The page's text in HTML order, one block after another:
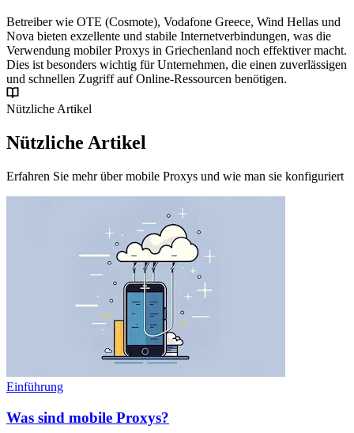
Betreiber wie OTE (Cosmote), Vodafone Greece, Wind Hellas und
Nova bieten exzellente und stabile Internetverbindungen, was die
Verwendung mobiler Proxys in Griechenland noch effektiver macht.
Dies ist besonders wichtig für Unternehmen, die einen zuverlässigen
und schnellen Zugriff auf Online-Ressourcen benötigen.
Nützliche Artikel
Nützliche Artikel
Erfahren Sie mehr über mobile Proxys und wie man sie konfiguriert
Einführung
Was sind mobile Proxys?